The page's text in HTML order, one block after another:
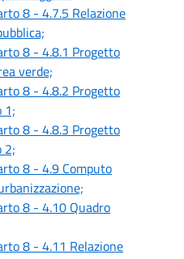
8 - 4.7.5 Relazione
8 - 4.8.1 Progetto
verde;
8 - 4.8.2 Progetto
1;
8 - 4.8.3 Progetto
2;
8 - 4.9 Computo
8 - 4.10 Quadro
8 - 4.11 Relazione